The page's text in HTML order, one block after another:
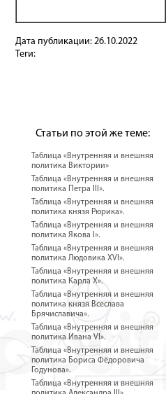
Дата публикации:26.10.2022
Теги:
Статьи по этой же теме:
Таблица «Внутренняя и внешняя
политика Виктории»
Таблица «Внутренняя и внешняя
политика Петра III».
Таблица «Внутренняя и внешняя
политика князя Рюрика».
Таблица «Внутренняя и внешняя
политика Якова I».
Таблица «Внутренняя и внешняя
политика Людовика XVI».
Таблица «Внутренняя и внешняя
политика Карла X».
Таблица «Внутренняя и внешняя
политика князя Всеслава
Брячиславича».
Таблица «Внутренняя и внешняя
политика Ивана VI».
Таблица «Внутренняя и внешняя
политика Бориса Фёдоровича
Годунова».
Таблица «Внутренняя и внешняя